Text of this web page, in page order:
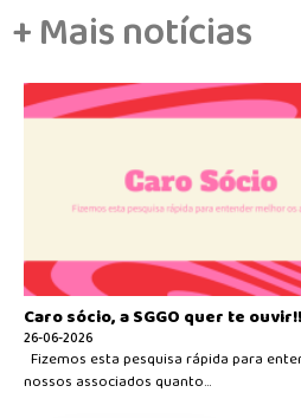
+ Mais notícias
Caro sócio, a SGGO quer te ouvir!!
26-06-2026
Fizemos esta pesquisa rápida para
nossos associados quanto...